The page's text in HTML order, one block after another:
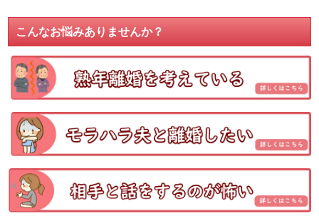
こんなお悩みありませんか？